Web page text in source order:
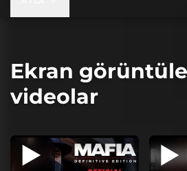
Ekran
videolar